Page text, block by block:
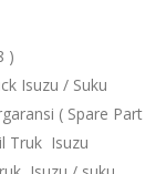
)
Isuzu / Suku
( Spare Part
Truk Isuzu